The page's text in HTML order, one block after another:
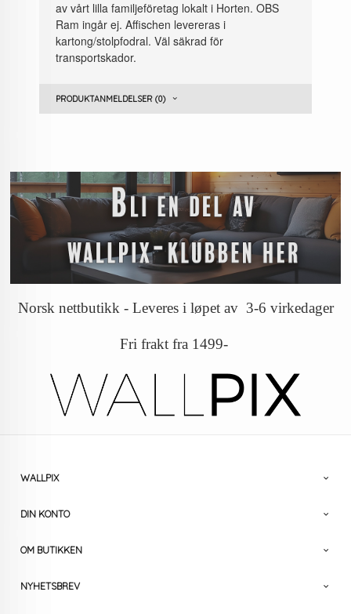
av vårt lilla familjeföretag lokalt i Horten. OBS
Ram ingår ej. Affischen levereras i
kartong/stolpfodral. Väl säkrad för
transportskador.
PRODUKTANMELDELSER (0)
Norsk nettbutikk - Leveres i løpet av 3-6 virkedager
Fri frakt fra 1499-
WALLPIX
DIN KONTO
OM BUTIKKEN
NYHETSBREV